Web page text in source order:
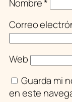
Nombre*
Correo
Web
Guarda mi
en este